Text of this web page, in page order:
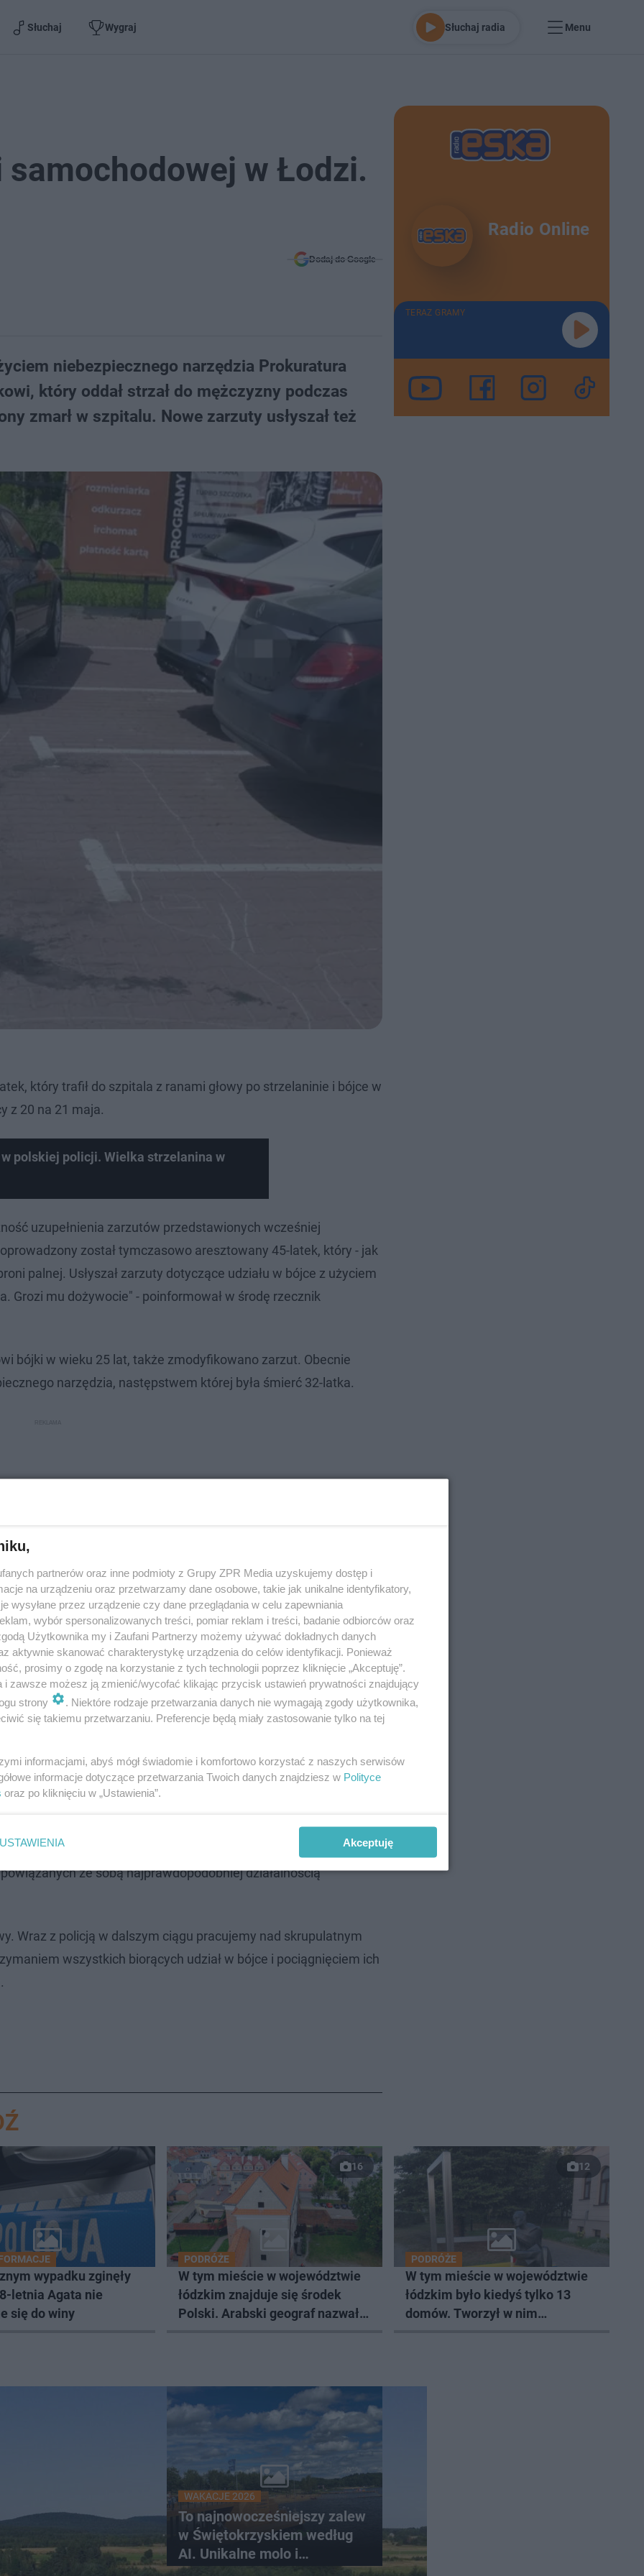
Słuchaj Wygraj Słuchaj radia Menu
w Łodzi.
Dodaj do Google
niebezpiecznego narzędzia Prokuratura
który oddał strzał do mężczyzny podczas
zmarł w szpitalu. Nowe zarzuty usłyszał też
który trafił do szpitala z ranami głowy po strzelaninie i bójce w
z 20 na 21 maja.
polskiej policji. Wielka strzelanina w
uzupełnienia zarzutów przedstawionych wcześniej
został tymczasowo aresztowany 45-latek, który - jak
palnej. Usłyszał zarzuty dotyczące udziału w bójce z użyciem
Grozi mu dożywocie" - poinformował w środę rzecznik
bójki w wieku 25 lat, także zmodyfikowano zarzut. Obecnie
narzędzia, następstwem której była śmierć 32-latka.
Jest szósty zatrzymany. "Posługiwał …
granic odpowiedzialności; 25-latkowi grozi teraz kara do 10
podejrzanych podejmowane będą prawdopodobnie w
przy ul. Rokicińskiej Prokuratura Okręgowa w Łodzi
wieku od 25 do 45 lat. Pięciu z nich odpowie za udział w bójce
łom, miotacze gazowe i maczeta. Według organów
ze sobą najprawdopodobniej działalnością
Wraz z policją w dalszym ciągu pracujemy nad skrupulatnym
wszystkich biorących udział w bójce i pociągnięciem ich
Radio Online
TERAZ GRAMY
wypadku zginęły
letnia Agata nie
się do winy
16
PODRÓŻE
W tym mieście w województwie
łódzkim znajduje się środek
Polski. Arabski geograf nazwał
12
PODRÓŻE
W tym mieście w województwie
łódzkim było kiedyś tylko 13
domów. Tworzył w nim
WAKACJE 2026
To najnowocześniejszy zalew
w Świętokrzyskiem według
AI. Unikalne molo i
promenada
partnerów oraz inne podmioty z Grupy ZPR Media uzyskujemy dostęp i
na urządzeniu oraz przetwarzamy dane osobowe, takie jak unikalne identyfikatory,
wysyłane przez urządzenie czy dane przeglądania w celu zapewniania
wybór spersonalizowanych treści, pomiar reklam i treści, badanie odbiorców oraz
Użytkownika my i Zaufani Partnerzy możemy używać dokładnych danych
aktywnie skanować charakterystykę urządzenia do celów identyfikacji. Ponieważ
prosimy o zgodę na korzystanie z tych technologii poprzez kliknięcie „Akceptuję”.
i zawsze możesz ją zmienić/wycofać klikając przycisk ustawień prywatności znajdujący
strony
. Niektóre rodzaje przetwarzania danych nie wymagają zgody użytkownika,
się takiemu przetwarzaniu. Preferencje będą miały zastosowanie tylko na tej
informacjami, abyś mógł świadomie i komfortowo korzystać z naszych serwisów
informacje dotyczące przetwarzania Twoich danych znajdziesz w Polityce
oraz po kliknięciu w „Ustawienia”.
USTAWIENIA Akceptuję